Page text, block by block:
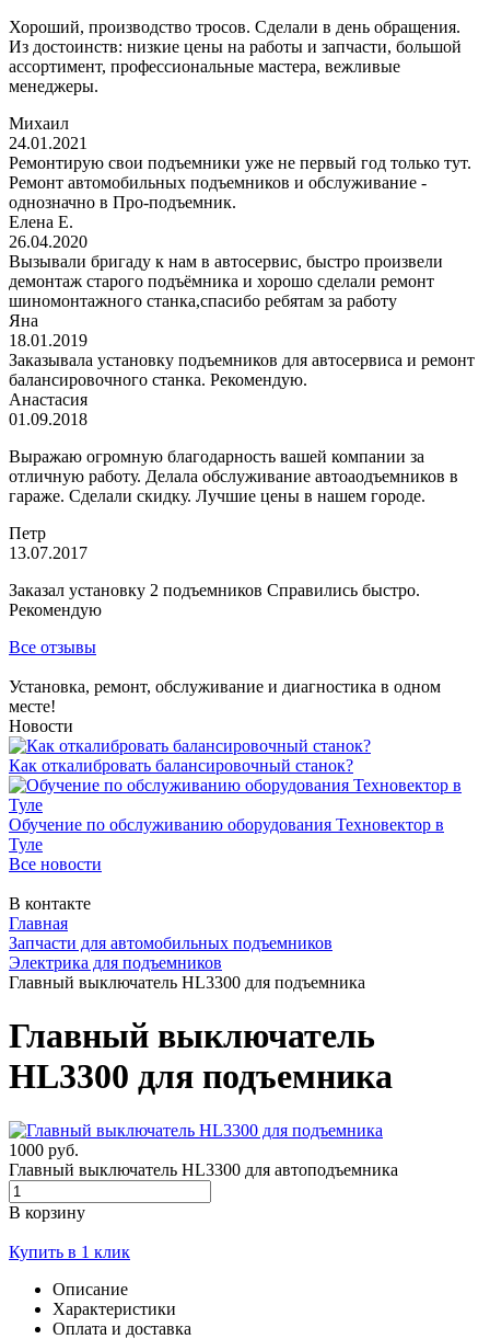
Хороший, производство тросов. Сделали в день обращения.
Из достоинств: низкие цены на работы и запчасти, большой
ассортимент, профессиональные мастера, вежливые
менеджеры.
Михаил
24.01.2021
Ремонтирую свои подъемники уже не первый год только тут.
Ремонт автомобильных подъемников и обслуживание -
однозначно в Про-подъемник.
Елена Е.
26.04.2020
Вызывали бригаду к нам в автосервис, быстро произвели
демонтаж старого подъёмника и хорошо сделали ремонт
шиномонтажного станка,спасибо ребятам за работу
Яна
18.01.2019
Заказывала установку подъемников для автосервиса и ремонт
балансировочного станка. Рекомендую.
Анастасия
01.09.2018
Выражаю огромную благодарность вашей компании за
отличную работу. Делала обслуживание автоаодъемников в
гараже. Сделали скидку. Лучшие цены в нашем городе.
Петр
13.07.2017
Заказал установку 2 подъемников Справились быстро.
Рекомендую
Все отзывы
Установка, ремонт, обслуживание и диагностика в одном
месте!
Новости
Как откалибровать балансировочный станок?
Обучение по обслуживанию оборудования Техновектор в
Туле
Все новости
В контакте
Главная
Запчасти для автомобильных подъемников
Электрика для подъемников
Главный выключатель HL3300 для подъемника
Главный выключатель
HL3300 для подъемника
1000 руб.
Главный выключатель HL3300 для автоподъемника
В корзину
Купить в 1 клик
Описание
Характеристики
Оплата и доставка